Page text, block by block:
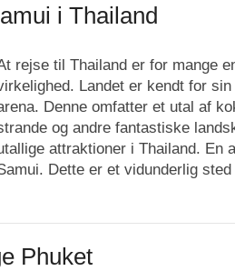
i Thailand
rejse til Thailand er for mange
Landet er kendt for
Denne omfatter et utal af
og andre fantastiske
attraktioner i Thailand. En
Dette er et vidunderlig
Phuket